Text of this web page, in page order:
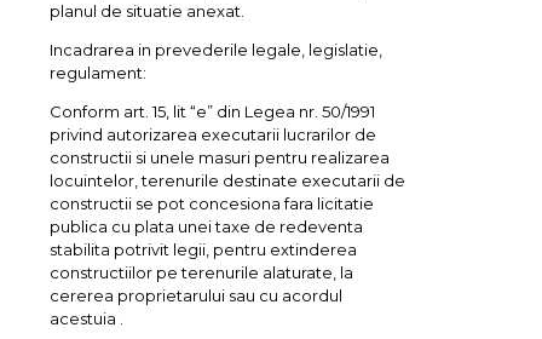
planul de situatie anexat.
Incadrarea in prevederile legale, legislatie,
regulament:
Conform art. 15, lit “e” din Legea nr. 50/1991
privind autorizarea executarii lucrarilor de
constructii si unele masuri pentru realizarea
locuintelor, terenurile destinate executarii de
constructii se pot concesiona fara licitatie
publica cu plata unei taxe de redeventa
stabilita potrivit legii, pentru extinderea
constructiilor pe terenurile alaturate, la
cererea proprietarului sau cu acordul
acestuia .